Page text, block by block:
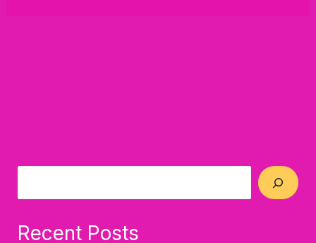
Recent Posts